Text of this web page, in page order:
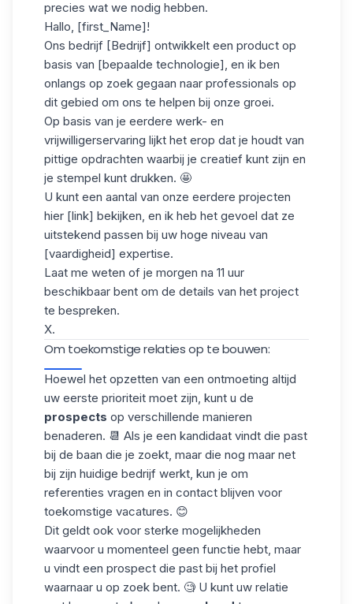
precies wat we nodig hebben.
Hallo, [first_Name]!
Ons bedrijf [Bedrijf] ontwikkelt een product op
basis van [bepaalde technologie], en ik ben
onlangs op zoek gegaan naar professionals op
dit gebied om ons te helpen bij onze groei.
Op basis van je eerdere werk- en
vrijwilligerservaring lijkt het erop dat je houdt van
pittige opdrachten waarbij je creatief kunt zijn en
je stempel kunt drukken. 🤩
U kunt een aantal van onze eerdere projecten
hier [link] bekijken, en ik heb het gevoel dat ze
uitstekend passen bij uw hoge niveau van
[vaardigheid] expertise.
Laat me weten of je morgen na 11 uur
beschikbaar bent om de details van het project
te bespreken.
X.
Om toekomstige relaties op te bouwen:
Hoewel het opzetten van een ontmoeting altijd
uw eerste prioriteit moet zijn, kunt u de
prospects op verschillende manieren
benaderen. 📆 Als je een kandidaat vindt die past
bij de baan die je zoekt, maar die nog maar net
bij zijn huidige bedrijf werkt, kun je om
referenties vragen en in contact blijven voor
toekomstige vacatures. 😊
Dit geldt ook voor sterke mogelijkheden
waarvoor u momenteel geen functie hebt, maar
u vindt een prospect die past bij het profiel
waarnaar u op zoek bent. 🧐 U kunt uw relatie